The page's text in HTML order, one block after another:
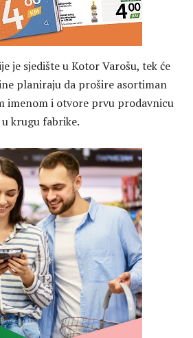
je sjedište u Kotor Varošu, tek će
planiraju da prošire asortiman
imenom i otvore prvu prodavnicu
krugu fabrike.